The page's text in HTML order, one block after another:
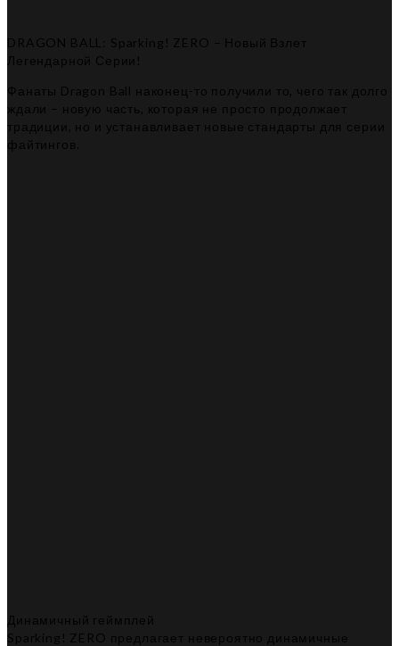
DRAGON BALL: Sparking! ZERO – Новый Взлет
Легендарной Серии!
Фанаты Dragon Ball наконец-то получили то, чего так долго
ждали – новую часть, которая не просто продолжает
традиции, но и устанавливает новые стандарты для серии
файтингов.
Динамичный геймплей
Sparking! ZERO предлагает невероятно динамичные